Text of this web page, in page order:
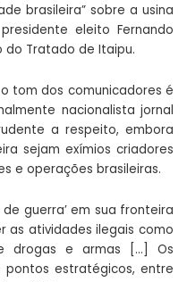
brasileira” sobre a usina
eleito Fernando
do Tratado de Itaipu.
tom dos comunicadores é
nacionalista jornal
a respeito, embora
sejam exímios criadores
e operações brasileiras.
guerra’ em sua fronteira
as atividades ilegais como
drogas e armas […] Os
estratégicos, entre